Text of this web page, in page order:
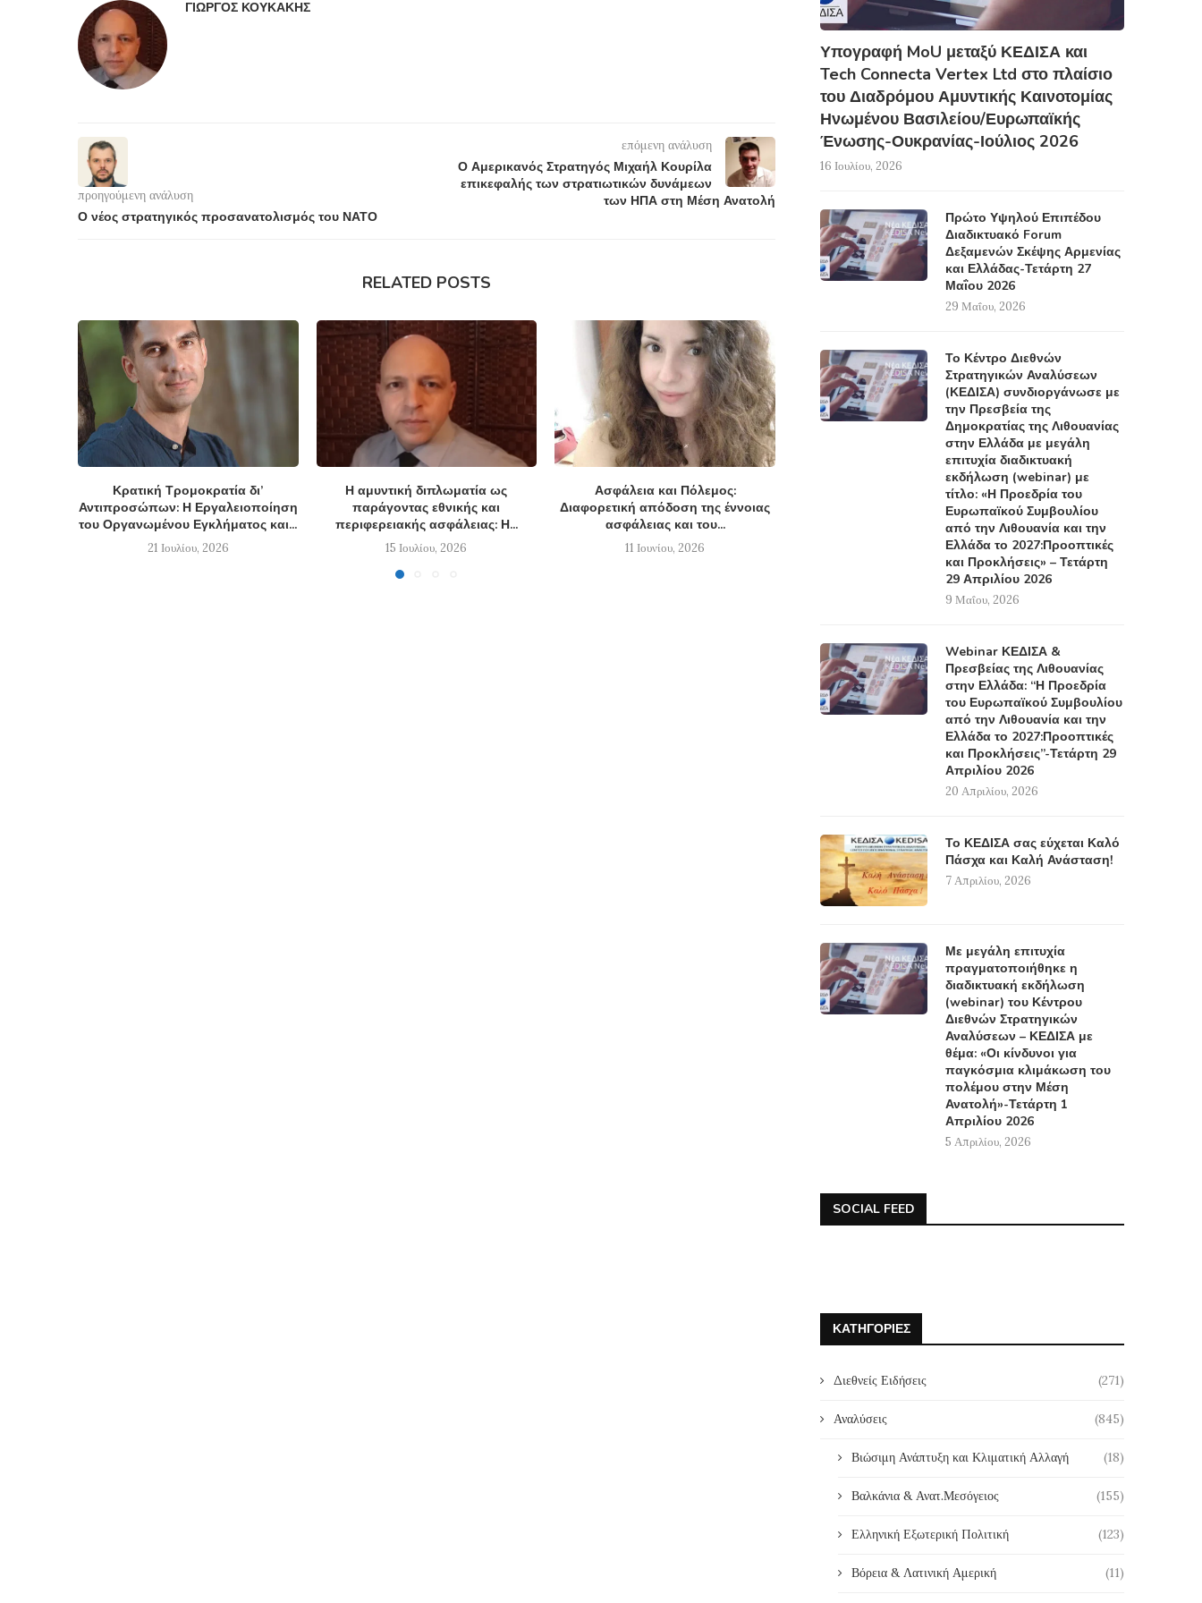
ΓΙΏΡΓΟΣ ΚΟΥΚΆΚΗΣ
προηγούμενη ανάλυση
Ο νέος στρατηγικός προσανατολισμός του ΝΑΤΟ
επόμενη ανάλυση
Ο Αμερικανός Στρατηγός Μιχαήλ Κουρίλα
επικεφαλής των στρατιωτικών δυνάμεων
των ΗΠΑ στη Μέση Ανατολή
RELATED POSTS
Κρατική Τρομοκρατία δι’
Αντιπροσώπων: Η Εργαλειοποίηση
του Οργανωμένου Εγκλήματος και...
21 Ιουλίου, 2026
Η αμυντική διπλωματία ως
παράγοντας εθνικής και
περιφερειακής ασφάλειας: Η...
15 Ιουλίου, 2026
Ασφάλεια και Πόλεμος:
Διαφορετική απόδοση της έννοιας
ασφάλειας και του...
11 Ιουνίου, 2026
Ελληνοτουρκικά 2026: Στρατηγικά
Αδιέξοδα & Κρίσιμες αποφάσεις –
Η Εξέλιξη της
Ταυτότητας της ΕΕ μέσα
4 Μαΐου, 2026
Υπογραφή MoU μεταξύ ΚΕΔΙΣΑ και
Tech Connecta Vertex Ltd στο πλαίσιο
του Διαδρόμου Αμυντικής Καινοτομίας
Ηνωμένου Βασιλείου/Ευρωπαϊκής
Ένωσης-Ουκρανίας-Ιούλιος 2026
16 Ιουλίου, 2026
Πρώτο Υψηλού Επιπέδου
Διαδικτυακό Forum
Δεξαμενών Σκέψης Αρμενίας
και Ελλάδας-Τετάρτη 27
Μαΐου 2026
29 Μαΐου, 2026
Το Κέντρο Διεθνών
Στρατηγικών Αναλύσεων
(ΚΕΔΙΣΑ) συνδιοργάνωσε με
την Πρεσβεία της
Δημοκρατίας της Λιθουανίας
στην Ελλάδα με μεγάλη
επιτυχία διαδικτυακή
εκδήλωση (webinar) με
τίτλο: «Η Προεδρία του
Ευρωπαϊκού Συμβουλίου
από την Λιθουανία και την
Ελλάδα το 2027:Προοπτικές
και Προκλήσεις» – Τετάρτη
29 Απριλίου 2026
9 Μαΐου, 2026
Webinar ΚΕΔΙΣΑ &
Πρεσβείας της Λιθουανίας
στην Ελλάδα: “Η Προεδρία
του Ευρωπαϊκού Συμβουλίου
από την Λιθουανία και την
Ελλάδα το 2027:Προοπτικές
και Προκλήσεις”-Τετάρτη 29
Απριλίου 2026
20 Απριλίου, 2026
Το ΚΕΔΙΣΑ σας εύχεται Καλό
Πάσχα και Καλή Ανάσταση!
7 Απριλίου, 2026
Με μεγάλη επιτυχία
πραγματοποιήθηκε η
διαδικτυακή εκδήλωση
(webinar) του Κέντρου
Διεθνών Στρατηγικών
Αναλύσεων – ΚΕΔΙΣΑ με
θέμα: «Οι κίνδυνοι για
παγκόσμια κλιμάκωση του
πολέμου στην Μέση
Ανατολή»-Τετάρτη 1
Απριλίου 2026
5 Απριλίου, 2026
SOCIAL FEED
ΚΑΤΗΓΟΡΊΕΣ
Διεθνείς Ειδήσεις (271)
Αναλύσεις (845)
Βιώσιμη Ανάπτυξη και Κλιματική Αλλαγή (18)
Βαλκάνια & Ανατ.Μεσόγειος (155)
Ελληνική Εξωτερική Πολιτική (123)
Βόρεια & Λατινική Αμερική (11)